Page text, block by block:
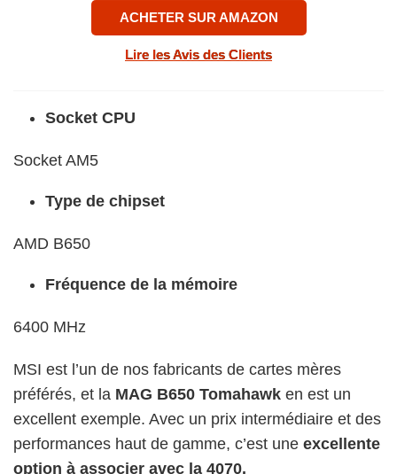
ACHETER SUR AMAZON
Lire les Avis des Clients
Socket CPU
Socket AM5
Type de chipset
AMD B650
Fréquence de la mémoire
6400 MHz
MSI est l’un de nos fabricants de cartes mères
préférés, et la MAG B650 Tomahawk en est un
excellent exemple. Avec un prix intermédiaire et des
performances haut de gamme, c’est une excellente
option à associer avec la 4070.